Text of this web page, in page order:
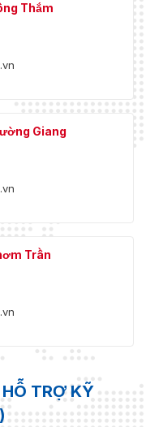
Thắm
Giang
Trần
TRỢ KỸ